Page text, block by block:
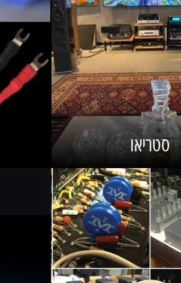
סטריאו